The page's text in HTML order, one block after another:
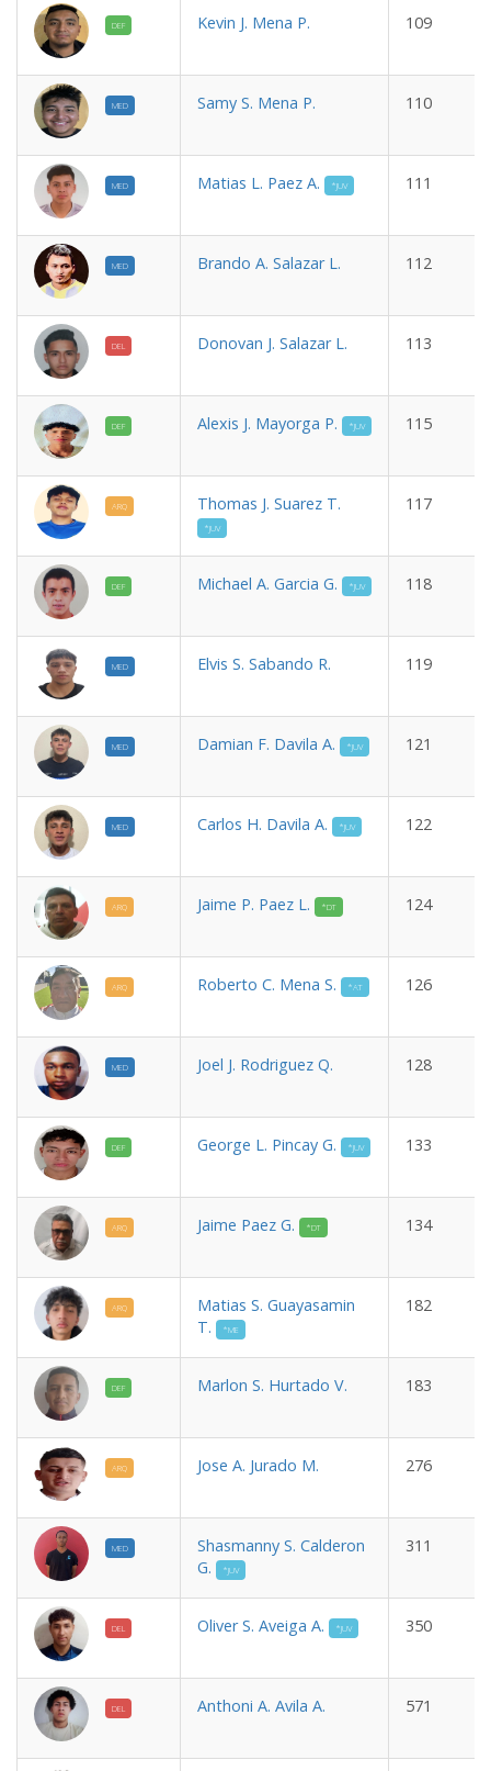
DEF Kevin J. Mena P. 109
MED Samy S. Mena P. 110
MED Matias L. Paez A. *JUV 111
MED Brando A. Salazar L. 112
DEL Donovan J. Salazar L. 113
DEF Alexis J. Mayorga P. *JUV 115
ARQ Thomas J. Suarez T.
*JUV
117
DEF Michael A. Garcia G. *JUV 118
MED Elvis S. Sabando R. 119
MED Damian F. Davila A. *JUV 121
MED Carlos H. Davila A. *JUV 122
ARQ Jaime P. Paez L. *DT 124
ARQ Roberto C. Mena S. *AT 126
MED Joel J. Rodriguez Q. 128
DEF George L. Pincay G. *JUV 133
ARQ Jaime Paez G. *DT 134
ARQ
Matias S. Guayasamin
T.
*ME
182
DEF Marlon S. Hurtado V. 183
ARQ Jose A. Jurado M. 276
MED
Shasmanny S. Calderon
G.
*JUV
311
DEL Oliver S. Aveiga A. *JUV 350
DEL Anthoni A. Avila A. 571